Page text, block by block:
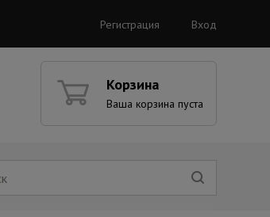
Регистрация Вход
Корзина
Ваша корзина пуста